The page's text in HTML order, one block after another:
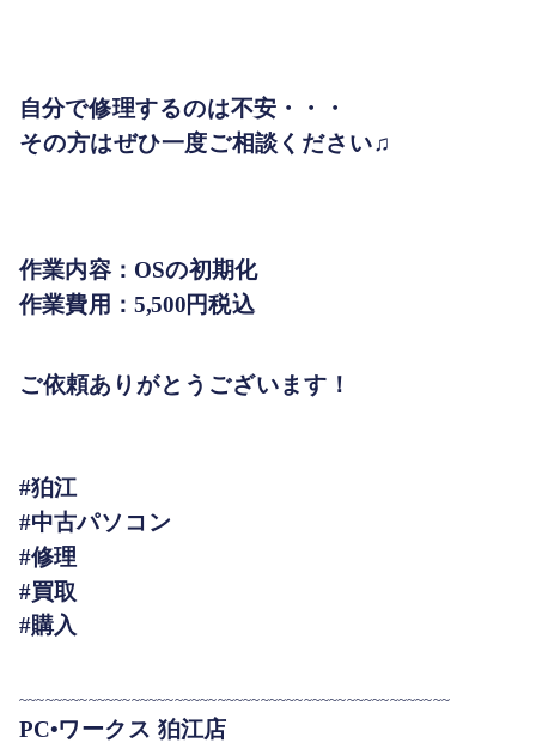
自分で修理するのは不安・・・
その方はぜひ一度ご相談ください♫
作業内容：OSの初期化
作業費用：5,500円税込
ご依頼ありがとうございます！
#狛江
#中古パソコン
#修理
#買取
#購入
~~~~~~~~~~~~~~~~~~~~~~~~~~~~~~~~~~~~~~~~~~~~~~~~~~
PC•ワークス 狛江店